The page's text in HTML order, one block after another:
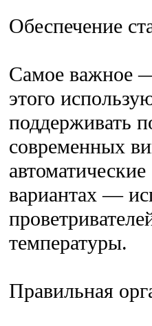
Обеспечение
Самое важное
этого
поддерживать
современных
вариантах —
температуры.
Правильная